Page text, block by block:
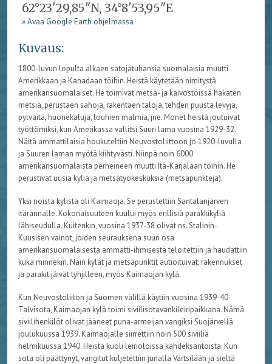
62°23'29,85"N, 34°8'53,95"E
» Avaa Google Earth ohjelmassa
Kuvaus:
1800-luvun lopulta alkaen satojatuhansia suomalaisia muutti
Amerikkaan ja Kanadaan töihin. Heistä käytetään nimitystä
amerikansuomalaiset. He toimivat metsä- ja kaivostöissä hakaten
metsiä, perustaen sahoja, rakentaen taloja, tehden puusta levyjä,
pylväitä, huonekaluja, louhien malmia, jne. Monet heistä joutuivat
työttömiksi, kun Amerikassa vallitsi Suuri lama vuosina 1929-32.
Näitä ammattilaisia houkuteltiin Neuvostoliittoon jo 1920-luvulla
ja Suuren laman myötä kiihtyvästi. Niinpä noin 6000
amerikansuomalaista perheineen muutti Itä-Karjalaan töihin. He
perustivat uusia kyliä ja metsätyökeskuksia (metsäpunkteja).
Yksi noista kylistä oli Kaimaoja. Se perustettiin Santalanjärven
itärannalle. Kokonaisuuteen kuului myös erillisiä parakkikyliä
lähiseudulla. Kuitenkin, vuosina 1937-38 olivat ns. Stalinin-
Kuusisen vainot, joiden seurauksena suuri osa
amerikansuomalaisesta ammatti-ihmisestä teloitettiin ja haudattiin
kuka minnekin. Näin kylät ja metsäpunktit autioituivat; rakennukset
ja parakit jäivät tyhjilleen, myös Kaimaojan kylä.
Kun Neuvostoliiton ja Suomen välillä käytiin vuosina 1939-40
Talvisota, Kaimaojan kylä toimi siviilisotavankileiripaikkana. Nämä
siviilihenkilöt olivat jääneet puna-armeijan vangiksi Suojärvellä
joulukuussa 1939. Kaimaojalle siirrettiin noin 500 siviiliä
helmikuussa 1940. Heistä kuoli leirioloissa kahdeksantoista. Kun
sota oli päättynyt, vangitut kuljetettiin junalla Värtsilään ja sieltä